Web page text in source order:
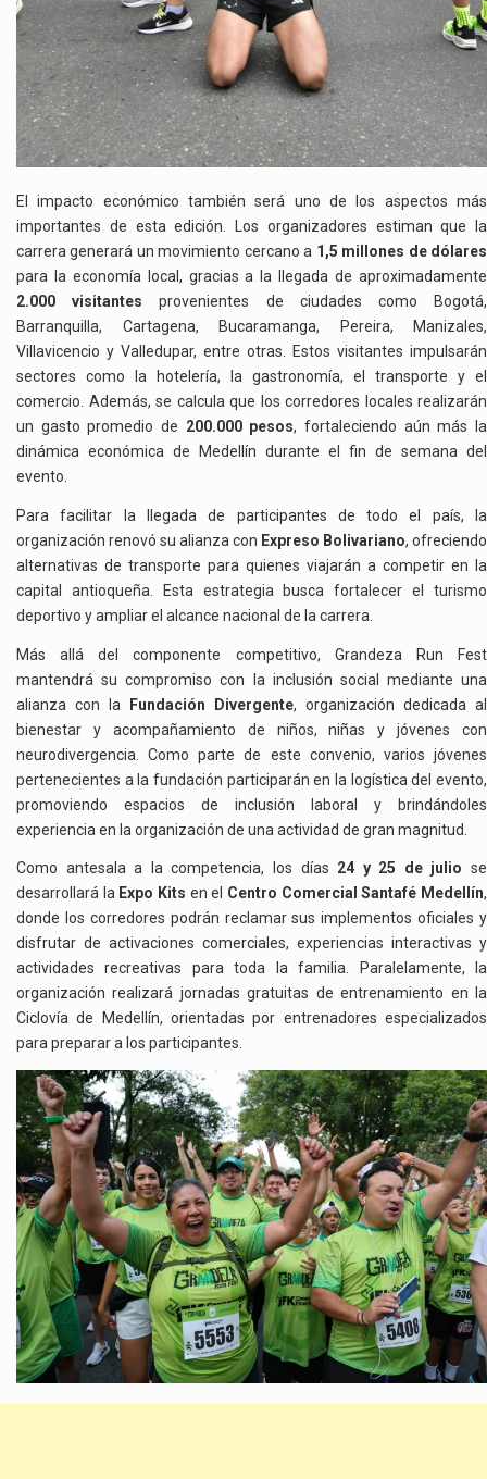
El impacto económico también será uno de los aspectos más
importantes de esta edición. Los organizadores estiman que la
carrera generará un movimiento cercano a 1,5 millones de dólares
para la economía local, gracias a la llegada de aproximadamente
2.000 visitantes provenientes de ciudades como Bogotá,
Barranquilla, Cartagena, Bucaramanga, Pereira, Manizales,
Villavicencio y Valledupar, entre otras. Estos visitantes impulsarán
sectores como la hotelería, la gastronomía, el transporte y el
comercio. Además, se calcula que los corredores locales realizarán
un gasto promedio de 200.000 pesos, fortaleciendo aún más la
dinámica económica de Medellín durante el fin de semana del
evento.
Para facilitar la llegada de participantes de todo el país, la
organización renovó su alianza con Expreso Bolivariano, ofreciendo
alternativas de transporte para quienes viajarán a competir en la
capital antioqueña. Esta estrategia busca fortalecer el turismo
deportivo y ampliar el alcance nacional de la carrera.
Más allá del componente competitivo, Grandeza Run Fest
mantendrá su compromiso con la inclusión social mediante una
alianza con la
Fundación Divergente, organización dedicada al
bienestar y acompañamiento de niños, niñas y jóvenes con
neurodivergencia. Como parte de este convenio, varios jóvenes
pertenecientes a la fundación participarán en la logística del evento,
promoviendo espacios de inclusión laboral y brindándoles
experiencia en la organización de una actividad de gran magnitud.
Como antesala a la competencia, los días 24 y 25 de julio se
desarrollará la Expo Kits en el Centro Comercial Santafé Medellín,
donde los corredores podrán reclamar sus implementos oficiales y
disfrutar de activaciones comerciales, experiencias interactivas y
actividades recreativas para toda la familia. Paralelamente, la
organización realizará jornadas gratuitas de entrenamiento en la
Ciclovía de Medellín, orientadas por entrenadores especializados
para preparar a los participantes.